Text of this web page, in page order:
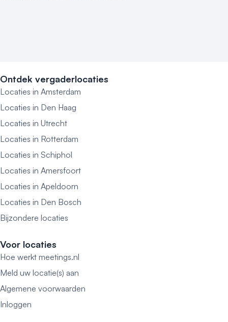
Ontdek vergaderlocaties
Locaties in Amsterdam
Locaties in Den Haag
Locaties in Utrecht
Locaties in Rotterdam
Locaties in Schiphol
Locaties in Amersfoort
Locaties in Apeldoorn
Locaties in Den Bosch
Bijzondere locaties
Voor locaties
Hoe werkt meetings.nl
Meld uw locatie(s) aan
Algemene voorwaarden
Inloggen